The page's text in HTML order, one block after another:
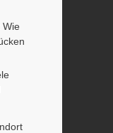
Wie